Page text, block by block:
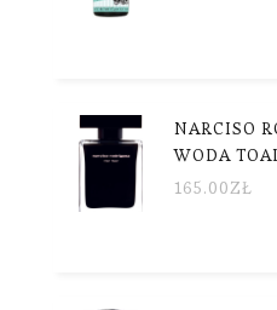
NARCISO
WODA
165.00ZŁ